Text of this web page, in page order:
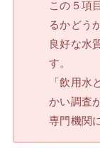
この５項
るかどう
良好な水
す。
「飲用
かい調査
専門機関